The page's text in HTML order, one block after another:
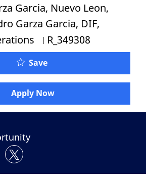
Garcia, Nuevo Leon,
Garza Garcia, DIF,
Job Id
R_349308
Save
Apply Now
Facebook
via LinkedIn
Share via twitter